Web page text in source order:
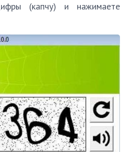
(капчу) и нажимаете